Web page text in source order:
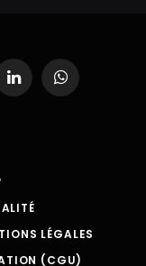
LinkedInWhatsApp
LÉGALES
(CGU)